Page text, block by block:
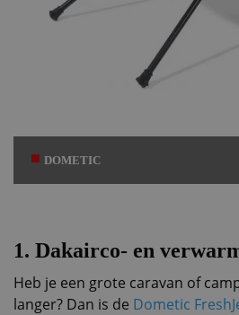
DOMETIC
1. Dakairco- en
Heb je een grote caravan of
langer? Dan is de Dometic